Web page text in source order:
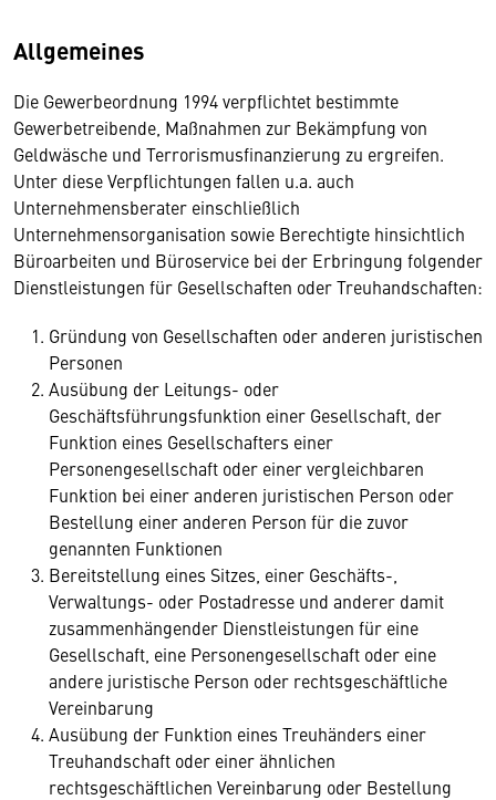
Allgemeines
Die Gewerbeordnung 1994 verpflichtet bestimmte
Gewerbetreibende, Maßnahmen zur Bekämpfung von
Geldwäsche und Terrorismusfinanzierung zu ergreifen.
Unter diese Verpflichtungen fallen u.a. auch
Unternehmensberater einschließlich
Unternehmensorganisation sowie Berechtigte hinsichtlich
Büroarbeiten und Büroservice bei der Erbringung folgender
Dienstleistungen für Gesellschaften oder Treuhandschaften:
Gründung von Gesellschaften oder anderen juristischen
Personen
Ausübung der Leitungs- oder
Geschäftsführungsfunktion einer Gesellschaft, der
Funktion eines Gesellschafters einer
Personengesellschaft oder einer vergleichbaren
Funktion bei einer anderen juristischen Person oder
Bestellung einer anderen Person für die zuvor
genannten Funktionen
Bereitstellung eines Sitzes, einer Geschäfts-,
Verwaltungs- oder Postadresse und anderer damit
zusammenhängender Dienstleistungen für eine
Gesellschaft, eine Personengesellschaft oder eine
andere juristische Person oder rechtsgeschäftliche
Vereinbarung
Ausübung der Funktion eines Treuhänders einer
Treuhandschaft oder einer ähnlichen
rechtsgeschäftlichen Vereinbarung oder Bestellung